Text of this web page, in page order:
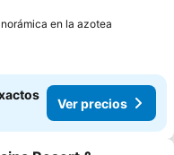
en la azotea
Ver precios